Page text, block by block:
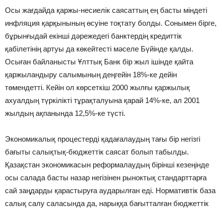
Осы жағдайда қаржы-несиелік саясаттың ең басты міндеті
инфляция қарқынының өсуіне тоқтату болды. Сонымен бірге,
бұрынғыдай екінші дәрежедегі банктердің кредиттік
қабілетінің артуы да көкейтесті мәселе Бүйінде қалды.
Осыған байланысты Ұлттық Банк бір жыл ішінде қайта
қаржыландыру салымының деңгейін 18%-ке дейін
төмендетті. Кейін ол көрсеткіш 2000 жылғы қаржылық
ахуалдың түркілікті тұрақталуына қарай 14%-ке, ал 2001
жылдың ақпанында 12,5%-ке түсті.
Экономикалық процестерді қадағалаудың тағы бір негізгі
бағыты салықтық-бюджеттік саясат болып табылды.
Қазақстан экономикасын реформалаудың бірінші кезеңінде
осы салада басты назар негізінен рыноктық стандарттарға
сай заңдарды қарастыруға аударылған еді. Нормативтік база
салық салу саласында да, нарыққа бағытталған бюджеттік